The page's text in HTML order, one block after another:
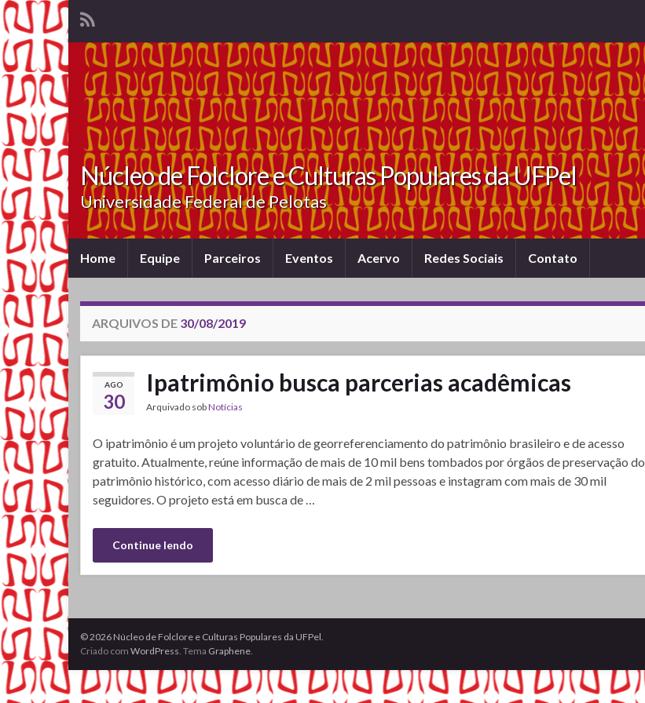
Núcleo de Folclore e Culturas Populares da UFPel
Universidade Federal de Pelotas
Home Equipe Parceiros Eventos Acervo Redes Sociais Contato
ARQUIVOS DE 30/08/2019
AGO
30
Ipatrimônio busca parcerias acadêmicas
Arquivado sobNotícias
O ipatrimônio é um projeto voluntário de georreferenciamento do patrimônio brasileiro e de acesso
gratuito. Atualmente, reúne informação de mais de 10 mil bens tombados por órgãos de preservação do
patrimônio histórico, com acesso diário de mais de 2 mil pessoas e instagram com mais de 30 mil
seguidores. O projeto está em busca de …
Continue lendo
© 2026 Núcleo de Folclore e Culturas Populares da UFPel.
Criado com WordPress. Tema Graphene.